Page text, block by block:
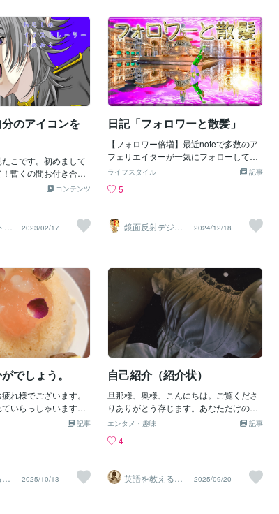
ちなみに！元メイドの
に自宅の、スーパー
でオムライスにお絵
！(◎_◎;)…………下手に
、自宅の！スーパーで
すので！お許しくだ
♡そんなわたくし、コ
春みきとお電話できる
ぜひご購入ください
ぱいです！！！！！！！！！！♥♥♥♥ ☆☆
☆☆☆☆☆☆☆☆☆☆☆☆☆☆☆☆☆☆
☆☆☆☆☆☆☆☆ ★更新時刻が遅れて申
し訳ありません！！！！！ 『東京ミュウ
ミュウ にゅ～♡第２期』放送中ですので
できる限り毎週・火曜日は『東京ミュウ
ミュウ にゅ～♡』イラスト考えてます。
A.I._R（えあー）さんのおかげで月曜は
本当に助かっておりますし 『火曜くらい
ます。 ★今夜放送の『東京ミュウミュウ
にゅ～♡第２期』は 第17話「二人の天
才 火花散るＭＶ撮影！」ですね♥ なの
で【藤原ざくろ】さんにけって～～
外で 唯一全身描いてありましたので、変
身後以外と考えました♥ 先日、碧川れた
描けると思いました。 体型も近いのでま
ったく同じポーズなら楽ですが 頑張って
ポーズ変えました(●´∀｀●) どうにか間に
合って良かったです！！！！！ ★タイト
ルは『東京ミュウミュウ にゅ～♡』第２
期ＯＰ 「めがもるふぉ～ぜ」歌詞からで
す♥ そしてイラストに「よってらっしゃ
い」という意味もあります(
のアイコンを
こです。初めまして
暫くの間お付き合い
イラストレーターと
ようとしておりまし
ができました…！単に
体調が優れなくて描く
定はしません。だっ
大好きだから仕方な
神で突っ走ろうと思い
報量のありすぎる絵
たまにはいいや…と
り男性のアイコンの
ち着きますね…。何故
ますが。それでは！
前回のコラムは下記
コンテンツ
2023/02/17
日記「フォロワーと散髪」
【フォロワー倍増】最近noteで多数のア
フェリエイターが一気にフォローしてフ
ォロアーが増え特に問題ないからフォロ
う(´･д･`)ｼｮﾎﾞｰﾝ多分誰かの金儲けセミナ
りに行動し記事を少し書いてフォローし
まくり薄利多売を狙ってるのかもしれな
みんなすぐに結果が出ないから飽きてす
ぐ引退する気がする今はネットでの広告
や宣伝や営業はみんな不快に感じるから
一切行わず売りたい物は何も語らずネッ
トにあげ後は見る人に任せる方が良いそ
の方がお金稼ぎが目的と感じられずやら
しい印象がなく好印象に見られ信頼でき
る固定ファンが付きやすくて汚く金儲け
する連中に絡まれない金儲の気持ちが先
行しSNSやYoutubeで少しでもお金頂戴
感を出す宣伝するとみんなに引かれあこ
ぎな印象を与えてその人のイメージが悪
くなるﾋｨｰ(ﾟﾛﾟﾉ)ﾉ今は金儲けするならた
の能力のみで魅力な物を作りそれに対し
かない〓＝〓＝〓＝〓＝〓＝〓＝〓＝〓
＝〓【ハイカラ散髪】先日1000円カット
記事
ライフスタイル
5
鏡面反射デジタ
ルアート製作所
2024/12/18
でしょう。
れ様でございます。
いらっしゃいますの
をお召し上がりにな
ました。さて、どれ
ますね。レアチーズ
ブルーベリーソース
記事
2025/10/13
自己紹介（紹介状）
旦那様、奥様、こんにちは。ご覧くださ
りありがとう存じます。あなただけの専
属クラシカルメイド・兼・英語チュータ
ではございますが、私についての紹介を
イドになるときに作成いたしました、紹
介状をお持ちいたしました。名前：ROBI
記事
エンタメ・趣味
4
英語を教えるク
ラシカルメイ
2025/09/20